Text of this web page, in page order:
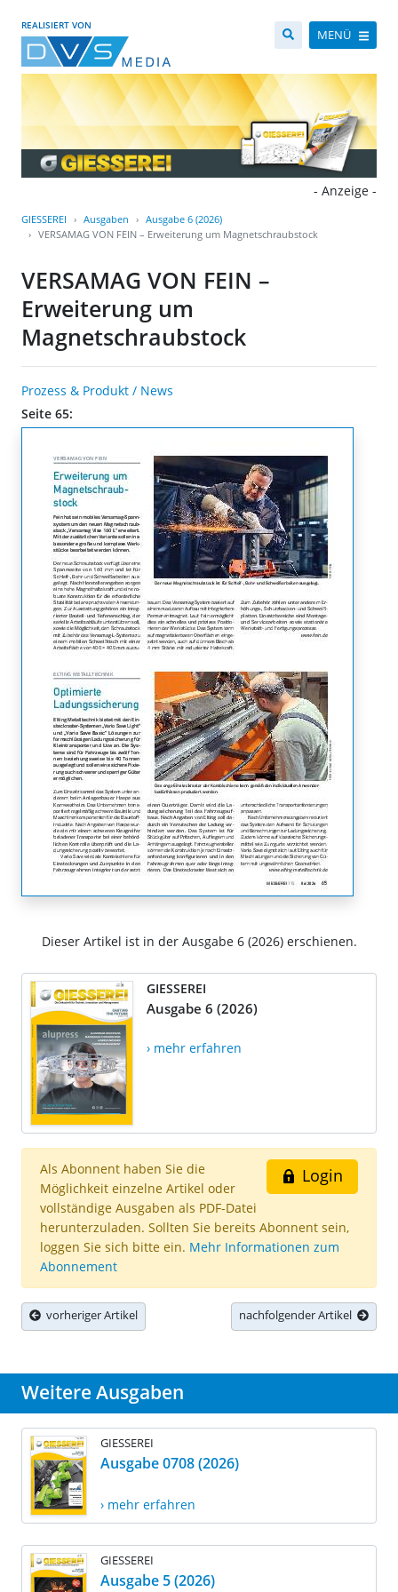
REALISIERT VON
MENÜ
- Anzeige -
GIESSEREI Ausgaben
Ausgabe 6 (2026)
VERSAMAG VON FEIN – Erweiterung um Magnetschraubstock
VERSAMAG VON FEIN –
Erweiterung um
Magnetschraubstock
Prozess & Produkt / News
Seite 65:
Dieser Artikel ist in der Ausgabe 6 (2026) erschienen.
GIESSEREI
Ausgabe 6 (2026)
› mehr erfahren
Login
Als Abonnent haben Sie die
Möglichkeit einzelne Artikel oder
vollständige Ausgaben als PDF-Datei
herunterzuladen. Sollten Sie bereits Abonnent sein,
loggen Sie sich bitte ein. Mehr Informationen zum
Abonnement
vorheriger Artikel nachfolgender Artikel
Weitere Ausgaben
GIESSEREI
Ausgabe 0708 (2026)
› mehr erfahren
GIESSEREI
Ausgabe 5 (2026)